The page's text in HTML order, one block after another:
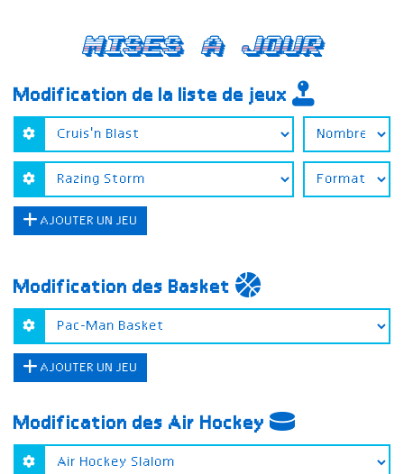
Mises a jour
Modification de la liste de jeux
AJOUTER UN JEU
Modification des Basket
AJOUTER UN JEU
Modification des Air Hockey